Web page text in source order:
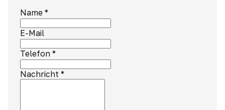
Name *
E-Mail
Telefon *
Nachricht *